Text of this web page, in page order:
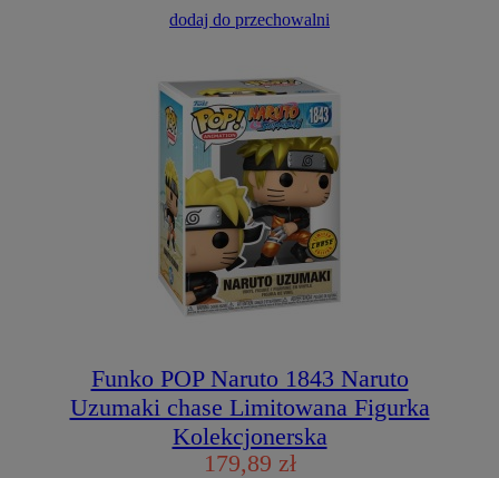
dodaj do przechowalni
Funko POP Naruto 1843 Naruto
Uzumaki chase Limitowana Figurka
Kolekcjonerska
179,89 zł